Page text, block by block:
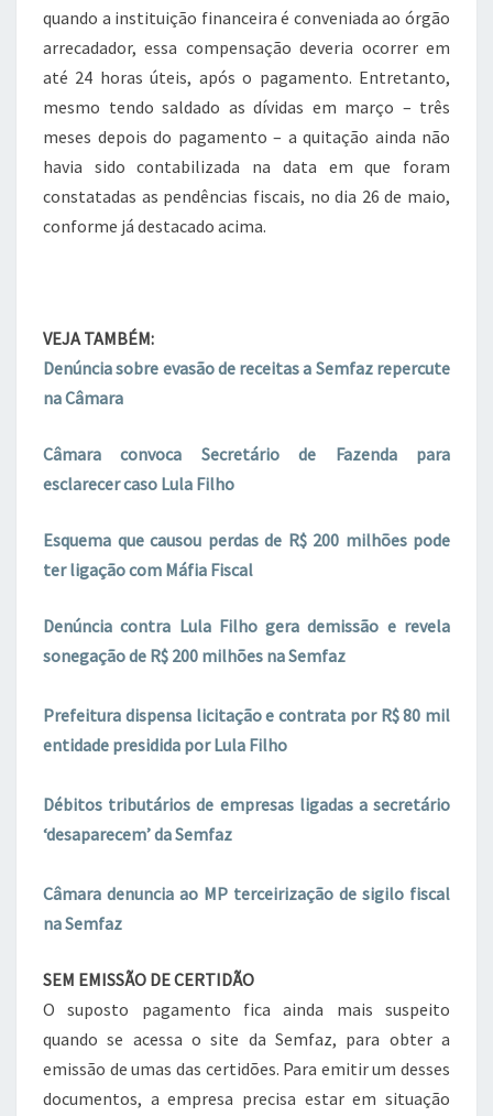
quando a instituição financeira é conveniada ao órgão
arrecadador, essa compensação deveria ocorrer em
até 24 horas úteis, após o pagamento. Entretanto,
mesmo tendo saldado as dívidas em março – três
meses depois do pagamento – a quitação ainda não
havia sido contabilizada na data em que foram
constatadas as pendências fiscais, no dia 26 de maio,
conforme já destacado acima.
VEJA TAMBÉM:
Denúncia sobre evasão de receitas a Semfaz repercute
na Câmara
Câmara convoca Secretário de Fazenda para
esclarecer caso Lula Filho
Esquema que causou perdas de R$ 200 milhões pode
ter ligação com Máfia Fiscal
Denúncia contra Lula Filho gera demissão e revela
sonegação de R$ 200 milhões na Semfaz
Prefeitura dispensa licitação e contrata por R$ 80 mil
entidade presidida por Lula Filho
Débitos tributários de empresas ligadas a secretário
‘desaparecem’ da Semfaz
Câmara denuncia ao MP terceirização de sigilo fiscal
na Semfaz
SEM EMISSÃO DE CERTIDÃO
O suposto pagamento fica ainda mais suspeito
quando se acessa o site da Semfaz, para obter a
emissão de umas das certidões. Para emitir um desses
documentos, a empresa precisa estar em situação